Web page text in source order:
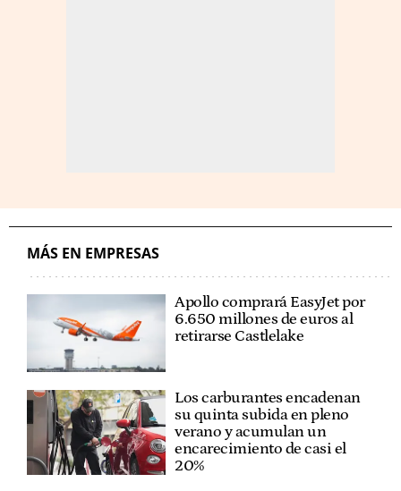
MÁS EN EMPRESAS
Apollo comprará EasyJet por
6.650 millones de euros al
retirarse Castlelake
Los carburantes encadenan
su quinta subida en pleno
verano y acumulan un
encarecimiento de casi el
20%